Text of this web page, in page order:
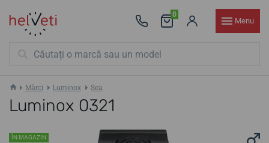
0
Menu
Mărci Luminox Sea
Luminox 0321
ÎN MAGAZIN